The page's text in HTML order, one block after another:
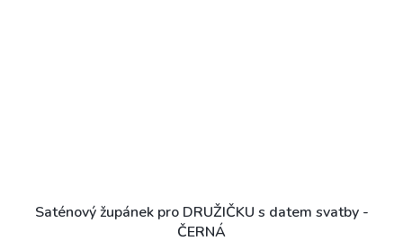
Saténový župánek pro DRUŽIČKU s datem svatby -
ČERNÁ